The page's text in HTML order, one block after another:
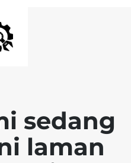
sedang
laman